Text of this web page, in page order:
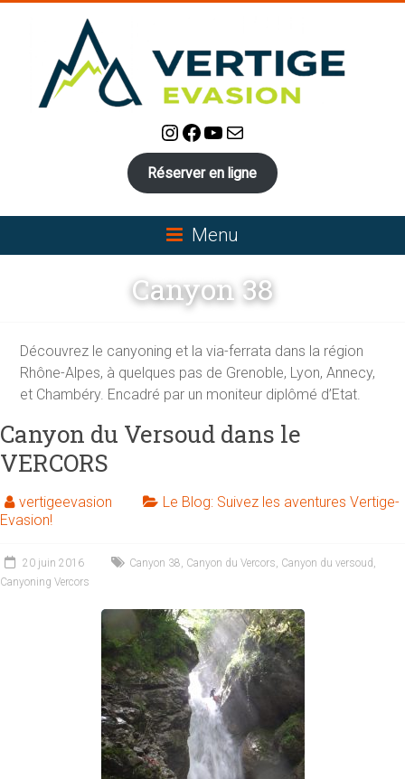
EVASION:
Canyoning,
et
Via-
Ferrata
en
Isère
autour
Grenoble,
et
Valence,
Instagram
Facebook
YouTube
E-mail
Réserver en ligne
Menu
Canyon 38
Découvrez le canyoning et la via-ferrata dans la région
Rhône-Alpes, à quelques pas de Grenoble, Lyon, Annecy,
et Chambéry. Encadré par un moniteur diplômé d’Etat.
Canyon du Versoud dans le
VERCORS
vertigeevasion
Le Blog: Suivez les aventures Vertige-
Evasion!
20 juin 2016 Canyon 38, Canyon du Vercors, Canyon du versoud ,
Canyoning Vercors